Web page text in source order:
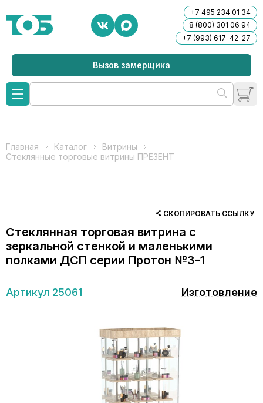
+7 495 234 01 34
8 (800) 301 06 94
+7 (993) 617-42-27
Вызов замерщика
Главная Каталог
Витрины
Стеклянные торговые витрины ПРЕЗЕНТ
СКОПИРОВАТЬ ССЫЛКУ
Стеклянная торговая витрина с
зеркальной стенкой и маленькими
полками ДСП серии Протон №3-1
Артикул 25061 Изготовление